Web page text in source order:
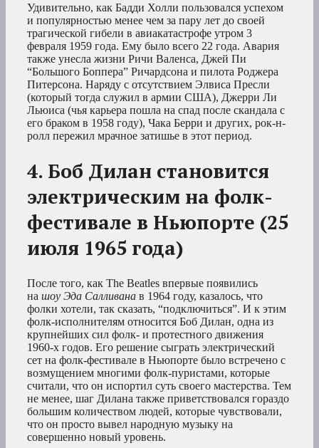
Удивительно, как Бадди Холли пользовался успехом
и популярностью менее чем за пару лет до своей
трагической гибели в авиакатастрофе утром 3
февраля 1959 года. Ему было всего 22 года. Авария
также унесла жизни Ричи Валенса, Джей Пи
“Большого Боппера” Ричардсона и пилота Роджера
Питерсона. Наряду с отсутствием Элвиса Пресли
(который тогда служил в армии США), Джерри Ли
Льюиса (чья карьера пошла на спад после скандала с
его браком в 1958 году), Чака Берри и других, рок-н-
ролл пережил мрачное затишье в этот период.
4. Боб Дилан становится
электрическим на фолк-
фестивале в Ньюпорте (25
июля 1965 года)
После того, как The Beatles впервые появились
на шоу Эда Салливана в 1964 году, казалось, что
фолки хотели, так сказать, “подключиться”. И к этим
фолк-исполнителям относится Боб Дилан, одна из
крупнейших сил фолк- и протестного движения
1960-х годов. Его решение сыграть электрический
сет на фолк-фестивале в Ньюпорте было встречено с
возмущением многими фолк-пуристами, которые
считали, что он испортил суть своего мастерства. Тем
не менее, шаг Дилана также приветствовался гораздо
большим количеством людей, которые чувствовали,
что он просто вывел народную музыку на
совершенно новый уровень.